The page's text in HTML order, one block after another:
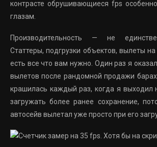
контрасте обрушивающиеся fps
глазам.
Производительность — не
Статтеры, подгрузки объектов, вылеты на
есть все что вам нужно. Один раз я
вылетов после рандомной продажи
крашилась каждый раз, когда я выходил
загружать более ранее сохранение,
автосейв вылетал уже просто при его